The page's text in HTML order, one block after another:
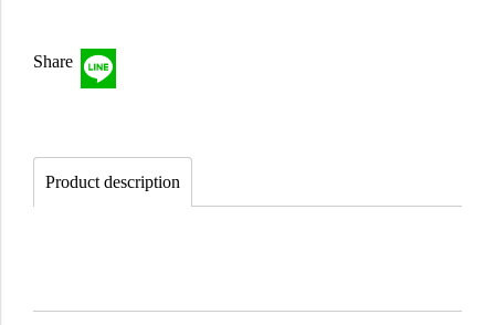
Share
Product description